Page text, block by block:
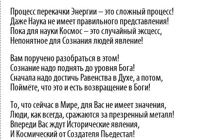
Процесс перекачки Энергии – это сложный процесс!
Даже Наука не имеет правильного представления!
Пока для науки Космос – это случайный эксцесс,
Непонятное для Сознания людей явление!
Вам поручено разобраться в этом!
Сознание надо поднять до уровня Бога!
Сначала надо достичь Равенства в Духе, а потом,
Поймёте, что это и есть возвращение в Боги!
То, что сейчас в Мире, для Вас не имеет значения,
Люди, как всегда, сражаются за презренный металл!
Впереди Вас ждут Исторические явления,
И Космический от Создателя Пьедестал!